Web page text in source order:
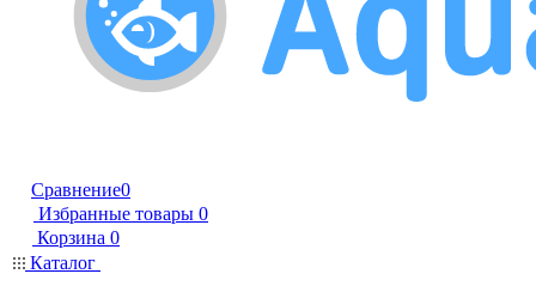
Сравнение0
Избранные товары 0
Корзина 0
Каталог